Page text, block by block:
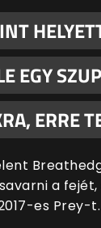
EGY
ERRE
a
es Prey-t.